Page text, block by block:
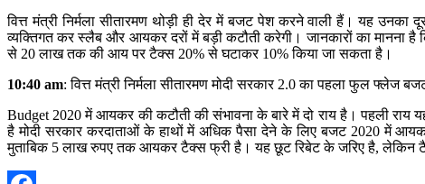
वित्त मंत्री निर्मला सीतारमण थोड़ी ही देर में बजट पेश करने वाली हैं। यह
व्यक्तिगत कर स्लैब और आयकर दरों में बड़ी कटौती करेगी। जानकारों का
से 20 लाख तक की आय पर टैक्स 20% से घटाकर 10% किया जा सकता है।
10:40 am: वित्त मंत्री निर्मला सीतारमण मोदी सरकार 2.0 का पहला फुल
Budget 2020 में आयकर की कटौती की संभावना के बारे में दो राय है। पहली राय
है मोदी सरकार करदाताओं के हाथों में अधिक पैसा देने के लिए बजट 2020 में
मुताबिक 5 लाख रुपए तक आयकर टैक्स फ्री है। यह छूट रिबेट के जरिए है, लेकिन